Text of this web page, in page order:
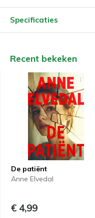
Specificaties
Recent bekeken
De patiënt
Anne Elvedal
€ 4,99